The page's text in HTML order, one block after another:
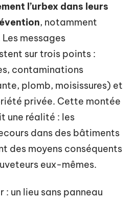
l’urbex dans leurs
, notamment
messages
sur trois points :
contaminations
plomb, moisissures) et
privée. Cette montée
une réalité : les
dans des bâtiments
des moyens conséquents
eux-mêmes.
: un lieu sans panneau